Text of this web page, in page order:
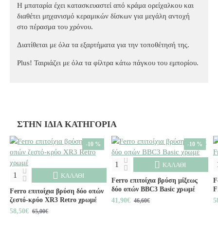
Η μπαταρία έχει κατασκευαστεί από κράμα ορείχαλκου και
διαθέτει μηχανισμό κεραμικών δίσκων για μεγάλη αντοχή
στο πέρασμα του χρόνου.
Διατίθεται με όλα τα εξαρτήματα για την τοποθέτησή της.
Plus! Ταιριάζει με όλα τα φίλτρα κάτω πάγκου του εμπορίου.
ΣΤΗΝ ΊΔΙΑ ΚΑΤΗΓΟΡΊΑ
-10 %
Ferro επιτοίχια βρύση δύο οπών
ζεστό-κρύο XR3 Retro χρωμέ
58,50€ 65,00€
ΚΑΛΆΘΙ
-10 %
Ferro επιτοίχια βρύση μίξεως
δύο οπών BBC3 Basic χρωμέ
41,90€ 46,60€
ΚΑΛΆΘΙ